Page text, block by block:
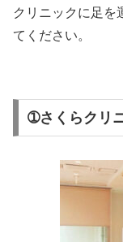
クリニックに足を
てください。
➀さくらクリ